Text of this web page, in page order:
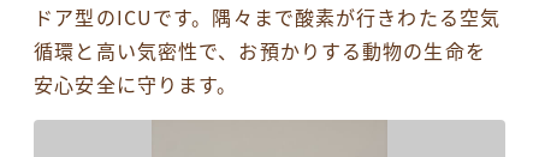
ドア型のICUです。隅々まで酸素が行きわたる空気
循環と高い気密性で、お預かりする動物の生命を
安心安全に守ります。